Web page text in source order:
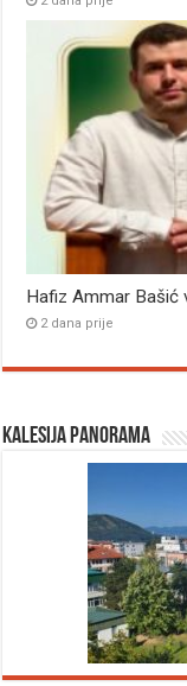
Hafiz Ammar Bašić
2 dana prije
Kalesija panorama